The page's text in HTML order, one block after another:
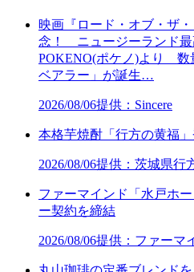
映画『ロード・オブ・ザ
念！ ニュージーランド最
POKENO(ポケノ)より 数
ベアラー」が誕生…
2026/08/06提供：Sincere
本格芋焼酎「行方の黄福」
2026/08/06提供：茨城県行
ファーマインド「水戸ホ
ー契約を締結
2026/08/06提供：ファーマ